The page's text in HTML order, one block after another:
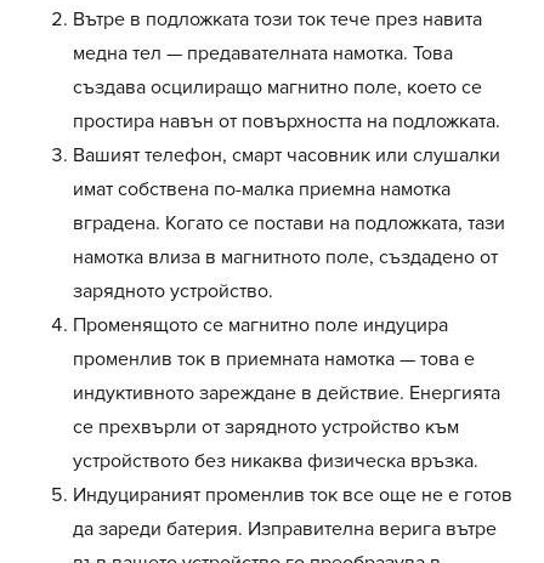
Вътре в подложката този ток тече през навита
медна тел — предавателната намотка. Това
създава осцилиращо магнитно поле, което се
простира навън от повърхността на подложката.
Вашият телефон, смарт часовник или слушалки
имат собствена по-малка приемна намотка
вградена. Когато се постави на подложката, тази
намотка влиза в магнитното поле, създадено от
зарядното устройство.
Променящото се магнитно поле индуцира
променлив ток в приемната намотка — това е
индуктивното зареждане в действие. Енергията
се прехвърли от зарядното устройство към
устройството без никаква физическа връзка.
Индуцираният променлив ток все още не е готов
да зареди батерия. Изправителна верига вътре